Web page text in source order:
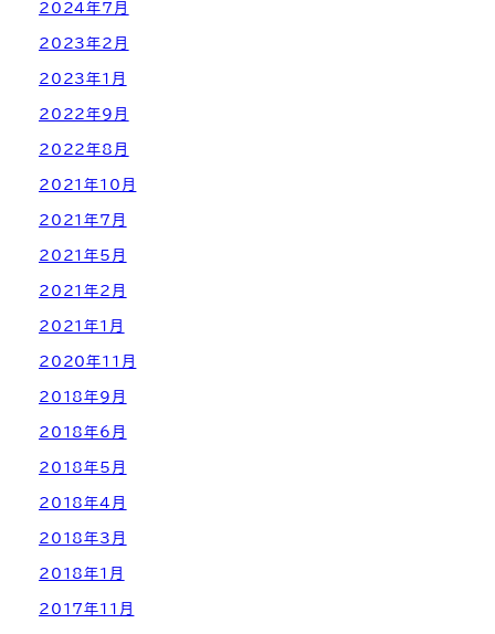
2024年7月
2023年2月
2023年1月
2022年9月
2022年8月
2021年10月
2021年7月
2021年5月
2021年2月
2021年1月
2020年11月
2018年9月
2018年6月
2018年5月
2018年4月
2018年3月
2018年1月
2017年11月